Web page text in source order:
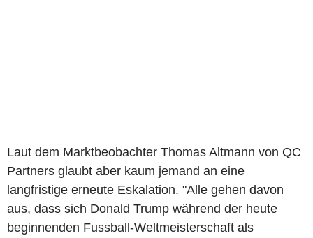
Laut dem Marktbeobachter Thomas Altmann von QC
Partners glaubt aber kaum jemand an eine
langfristige erneute Eskalation. "Alle gehen davon
aus, dass sich Donald Trump während der heute
beginnenden Fussball-Weltmeisterschaft als